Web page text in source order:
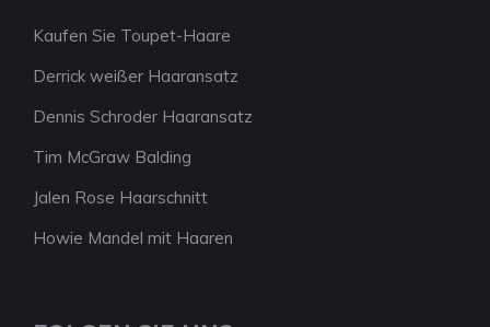
Kaufen Sie Toupet-Haare
Derrick weißer Haaransatz
Dennis Schroder Haaransatz
Tim McGraw Balding
Jalen Rose Haarschnitt
Howie Mandel mit Haaren